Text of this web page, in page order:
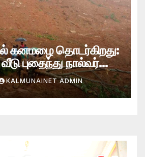
கனமழை தொடர்கிறது:
புதைந்து நால்வர்
KALMUNAINET ADMIN